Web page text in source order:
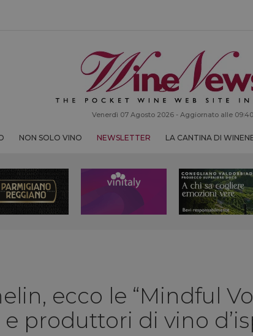
Venerdì 07 Agosto 2026 - Aggiornato alle 09:40
NON SOLO VINO NEWSLETTER LA CANTINA DI
ecco le “Mindful
produttori di vino